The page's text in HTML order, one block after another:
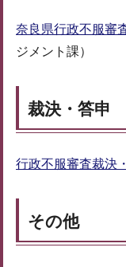
奈良県行政不服審
ジメント課）
裁決・答申
行政不服審査裁決
その他